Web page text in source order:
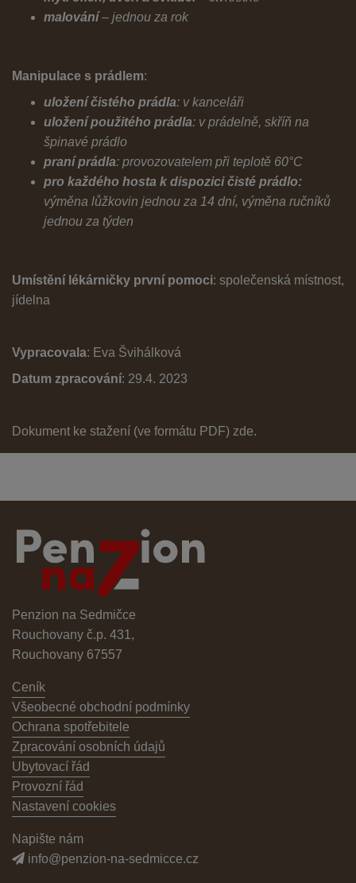
malování – jednou za rok
Manipulace s prádlem:
uložení čistého prádla: v kanceláři
uložení použitého prádla: v prádelně, skříň na
špinavé prádlo
praní prádla: provozovatelem při teplotě 60°C
pro každého hosta k dispozici čisté prádlo:
výměna lůžkovin jednou za 14 dní, výměna ručníků
jednou za týden
Umístění lékárničky první pomoci: společenská místnost,
jídelna
Vypracovala: Eva Švihálková
Datum zpracování: 29.4. 2023
Dokument ke stažení (ve formátu PDF) zde.
Penzion na Sedmičce
Rouchovany č.p. 431,
Rouchovany 67557
Ceník
Všeobecné obchodní podmínky
Ochrana spotřebitele
Zpracování osobních údajů
Ubytovací řád
Provozní řád
Nastavení cookies
Napište nám
info@penzion-na-sedmicce.cz